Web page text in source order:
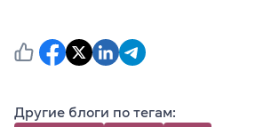
Другие блоги по тегам: